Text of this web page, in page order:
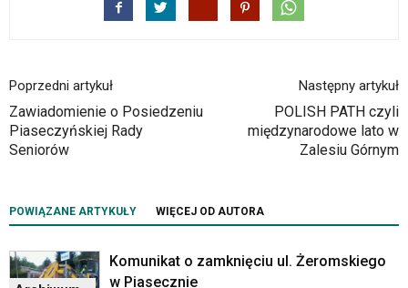
być
wyposażone
dedykowane
skróty
dla
platformy.
Poprzedni artykuł
Zawiadomienie o Posiedzeniu
Piaseczyńskiej Rady
Seniorów
Następny artykuł
POLISH PATH czyli
międzynarodowe lato w
Zalesiu Górnym
POWIĄZANE ARTYKUŁY WIĘCEJ OD AUTORA
Komunikat o zamknięciu ul. Żeromskiego
w Piasecznie